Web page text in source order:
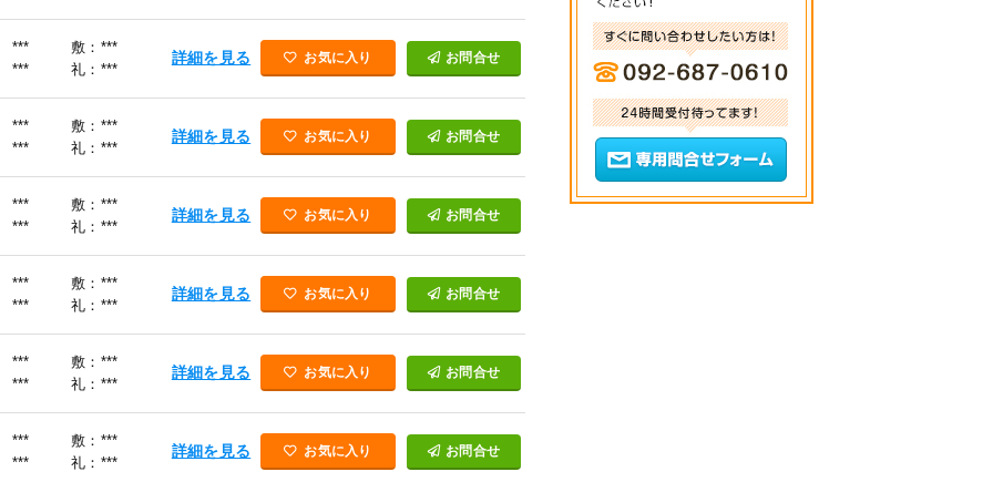
***
***
敷：***
礼：***
詳細を見る お気に入り お問合せ
***
***
敷：***
礼：***
詳細を見る お気に入り お問合せ
***
***
敷：***
礼：***
詳細を見る お気に入り お問合せ
***
***
敷：***
礼：***
詳細を見る お気に入り お問合せ
***
***
敷：***
礼：***
詳細を見る お気に入り お問合せ
***
***
敷：***
礼：***
詳細を見る お気に入り お問合せ